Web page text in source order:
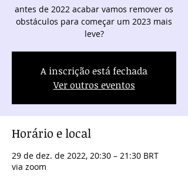
antes de 2022 acabar vamos remover os
obstáculos para começar um 2023 mais
leve?
A inscrição está fechada
Ver outros eventos
Horário e local
29 de dez. de 2022, 20:30 – 21:30 BRT
via zoom